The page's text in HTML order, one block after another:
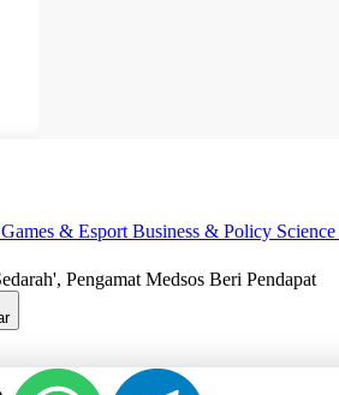
Games & Esport Business & Policy Science
Pengamat Medsos Beri Pendapat